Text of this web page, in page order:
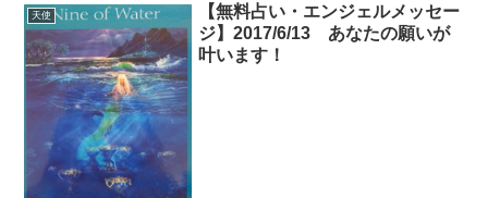
天使
【無料占い・エンジェルメッセー
ジ】2017/6/13 あなたの願いが
叶います！